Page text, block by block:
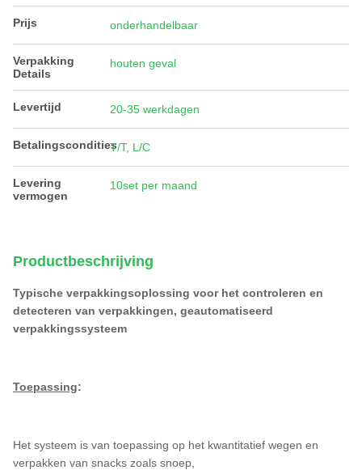
Prijs onderhandelbaar
Verpakking
Details
houten geval
Levertijd 20-35 werkdagen
BetalingsconditiesT/T, L/C
Levering
vermogen
10set per maand
Productbeschrijving
Typische verpakkingsoplossing voor het controleren en
detecteren van verpakkingen, geautomatiseerd
verpakkingssysteem
Toepassing:
Het systeem is van toepassing op het kwantitatief wegen en
verpakken van snacks zoals snoep,